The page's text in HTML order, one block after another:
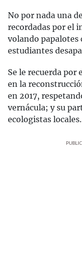
No por nada una
recordadas por el
volando papalotes
estudiantes
Se le recuerda por
en la
en 2017,
vernácula; y su
ecologistas locales.